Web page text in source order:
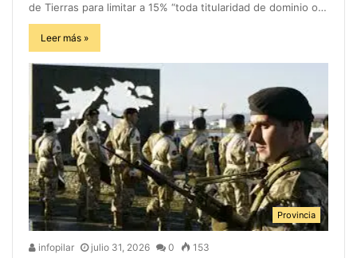
de Tierras para limitar a 15% “toda titularidad de dominio o…
Leer más »
Provincia
infopilar julio 31, 2026 0 153